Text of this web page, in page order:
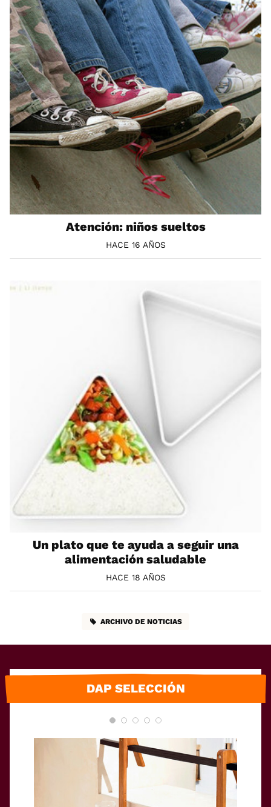
Atención: niños sueltos
HACE 16 AÑOS
Un plato que te ayuda a seguir una
alimentación saludable
HACE 18 AÑOS
ARCHIVO DE NOTICIAS
DAP SELECCIÓN